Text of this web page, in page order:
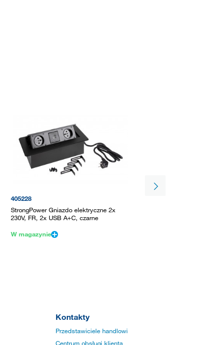
405228
StrongPower Gniazdo elektryczne 2x
230V, FR, 2x USB A+C, czarne
W magazynie
Kontakty
Przedstawiciele handlowi
Centrum obsługi klienta